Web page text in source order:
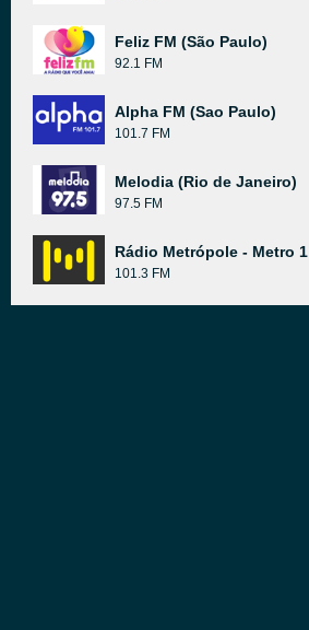
Feliz FM (São Paulo)
92.1 FM
Alpha FM (Sao Paulo)
101.7 FM
Melodia (Rio de Janeiro)
97.5 FM
Rádio Metrópole - Metro 1
101.3 FM